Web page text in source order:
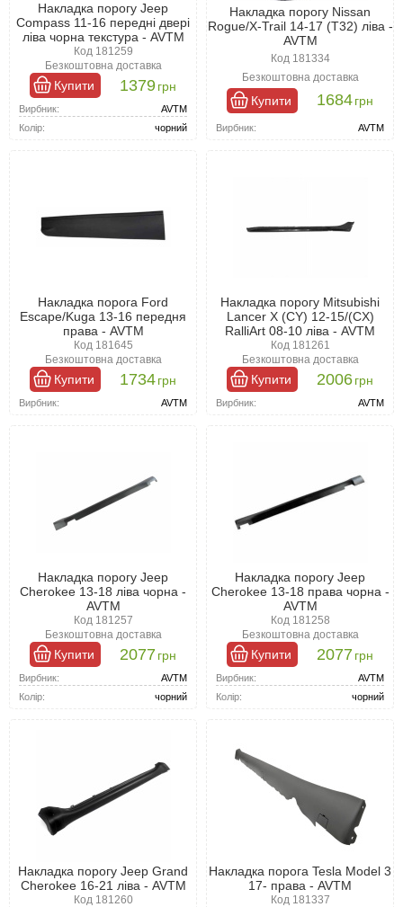
Накладка порогу Jeep
Compass 11-16 передні двері
ліва чорна текстура - AVTM
Код 181259
Безкоштовна доставка
Купити 1379грн
Вирбник:
AVTM
Колір:
чорний
Накладка порогу Nissan
Rogue/X-Trail 14-17 (T32) ліва -
AVTM
Код 181334
Безкоштовна доставка
Купити 1684грн
Вирбник: AVTM
Накладка порога Ford
Escape/Kuga 13-16 передня
права - AVTM
Код 181645
Безкоштовна доставка
Купити 1734грн
Вирбник: AVTM
Накладка порогу Mitsubishi
Lancer X (CY) 12-15/(CX)
RalliArt 08-10 ліва - AVTM
Код 181261
Безкоштовна доставка
Купити 2006грн
Вирбник: AVTM
Накладка порогу Jeep
Cherokee 13-18 ліва чорна -
AVTM
Код 181257
Безкоштовна доставка
Купити 2077грн
Вирбник:
AVTM
Колір:
чорний
Накладка порогу Jeep
Cherokee 13-18 права чорна -
AVTM
Код 181258
Безкоштовна доставка
Купити 2077грн
Вирбник:
AVTM
Колір:
чорний
Накладка порогу Jeep Grand
Cherokee 16-21 ліва - AVTM
Код 181260
Накладка порога Tesla Model 3
17- права - AVTM
Код 181337